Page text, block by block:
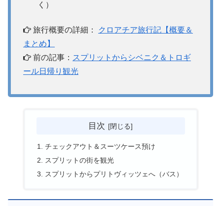
く）
旅行概要の詳細：
クロアチア旅行記【概要＆
まとめ】
前の記事： スプリットからシベニク＆トロギ
ール日帰り観光
目次
チェックアウト＆スーツケース預け
スプリットの街を観光
スプリットからプリトヴィッツェへ（バス）